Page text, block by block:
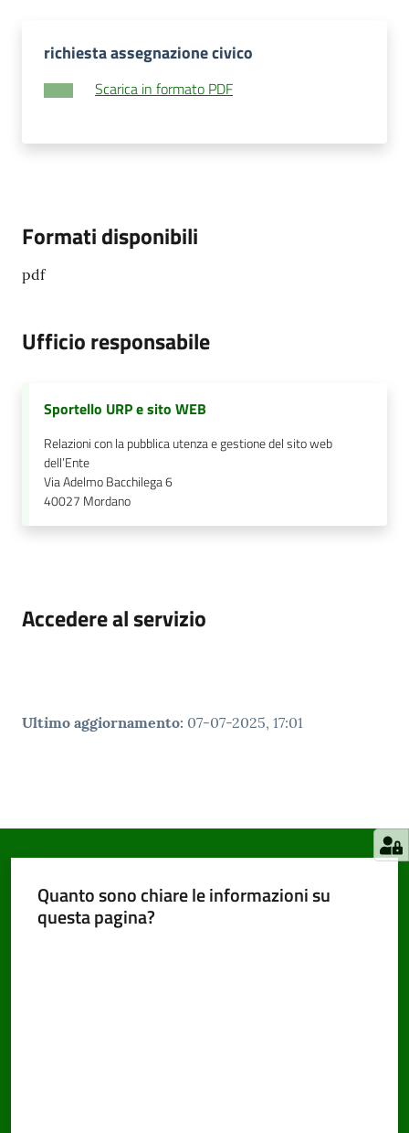
richiesta assegnazione civico
Scarica in formato PDF
Formati disponibili
pdf
Ufficio responsabile
Sportello URP e sito WEB
Relazioni con la pubblica utenza e gestione del sito web
dell’Ente
Via Adelmo Bacchilega 6
40027 Mordano
Accedere al servizio
Ultimo aggiornamento: 07-07-2025, 17:01
Quanto sono chiare le informazioni su
questa pagina?